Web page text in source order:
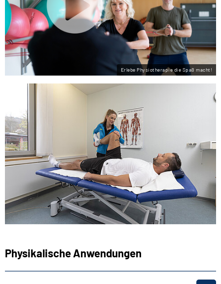
Erlebe Physiotherapie die Spaß macht!
Physikalische Anwendungen